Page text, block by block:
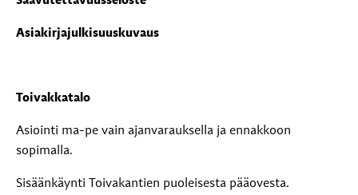
Asiakirjajulkisuuskuvaus
Toivakkatalo
Asiointi ma-pe vain ajanvarauksella ja ennakkoon
sopimalla.
Sisäänkäynti Toivakantien puoleisesta pääovesta.